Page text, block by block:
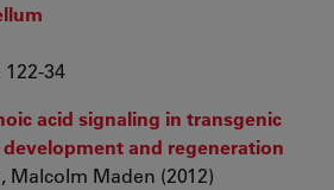
34
acid signaling in transgenic
and regeneration
Malcolm Maden (2012)